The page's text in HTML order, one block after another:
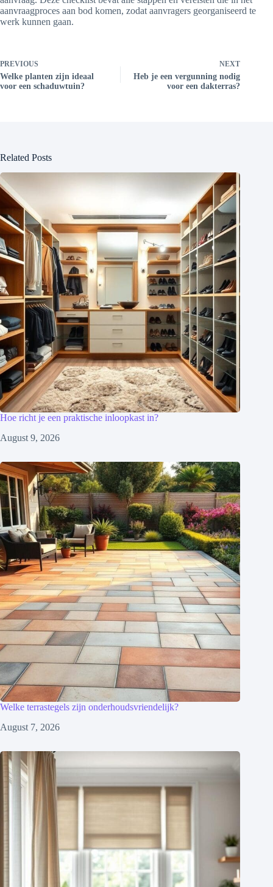
aanvraagproces aan bod komen, zodat aanvragers georganiseerd te
werk kunnen gaan.
PREVIOUS
Welke planten zijn ideaal
voor een schaduwtuin?
NEXT
Heb je een vergunning nodig
voor een dakterras?
Related Posts
Hoe richt je een praktische inloopkast in?
August 9, 2026
Welke terrastegels zijn onderhoudsvriendelijk?
August 7, 2026